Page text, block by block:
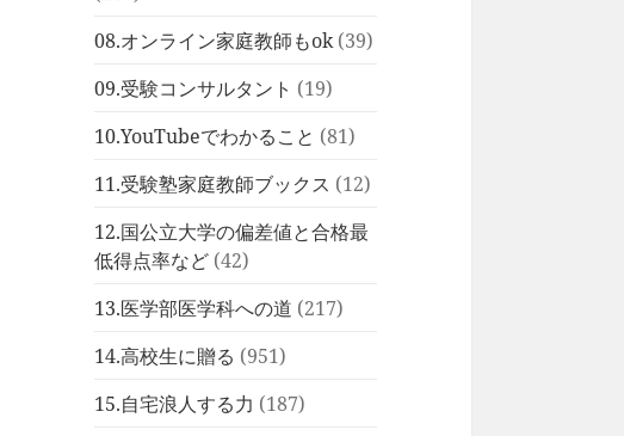
08.オンライン家庭教師もok(39)
09.受験コンサルタント (19)
10.YouTubeでわかること (81)
11.受験塾家庭教師ブックス (12)
12.国公立大学の偏差値と合格最
低得点率など (42)
13.医学部医学科への道 (217)
14.高校生に贈る (951)
15.自宅浪人する力 (187)